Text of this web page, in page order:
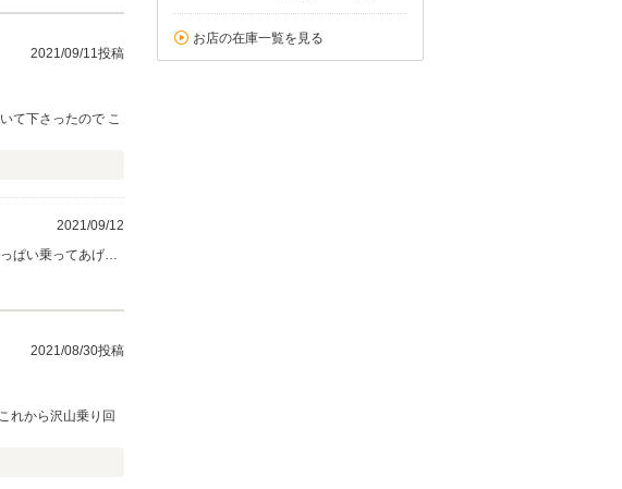
2021/09/11投稿
て下さったので こ
2021/09/12
ぱい乗ってあげて
2021/08/30投稿
れから沢山乗り回
お店の在庫一覧を見る